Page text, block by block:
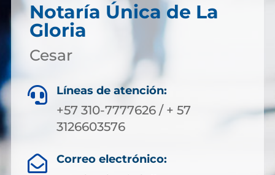
Notaría Única de La
Gloria
Cesar
 Líneas de atención:
+57 310-7777626 / + 57
3126603576
 Correo electrónico: